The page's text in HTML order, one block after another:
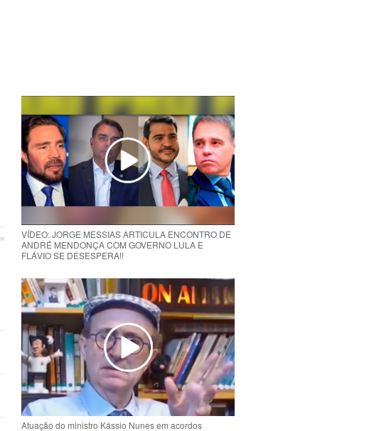
VÍDEO: JORGE MESSIAS ARTICULA ENCONTRO DE
ANDRÉ MENDONÇA COM GOVERNO LULA E
FLÁVIO SE DESESPERA!!
Atuação do ministro Kássio Nunes em acordos